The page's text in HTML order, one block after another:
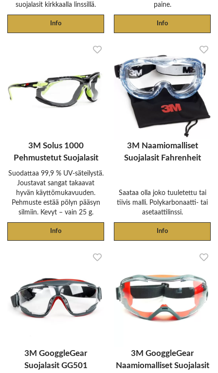
suojalasit kirkkaalla linssillä.
Info
paine.
Info
3M Solus 1000
Pehmustetut Suojalasit
Suodattaa 99,9 % UV-säteilystä.
Joustavat sangat takaavat
hyvän käyttömukavuuden.
Pehmuste estää pölyn pääsyn
silmiin. Kevyt – vain 25 g.
Info
3M Naamiomalliset
Suojalasit Fahrenheit
Saataa olla joko tuuletettu tai
tiivis malli. Polykarbonaatti- tai
asetaattilinssi.
Info
3M GooggleGear
Suojalasit GG501
3M GooggleGear
Naamiomalliset Suojalasit